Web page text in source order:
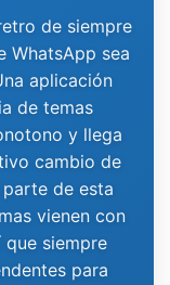
de siempre
WhatsApp sea
aplicación
de temas
y llega
cambio de
de esta
vienen con
siempre
para